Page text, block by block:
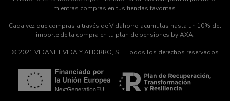
mientras compras en tus tiendas favoritas.
Cada vez que compras a través de Vidahorro acumulas hasta un 10% del
importe de la compra en tu plan de pensiones by AXA.
© 2021 VIDANET VIDA Y AHORRO, S.L. Todos los derechos reservados